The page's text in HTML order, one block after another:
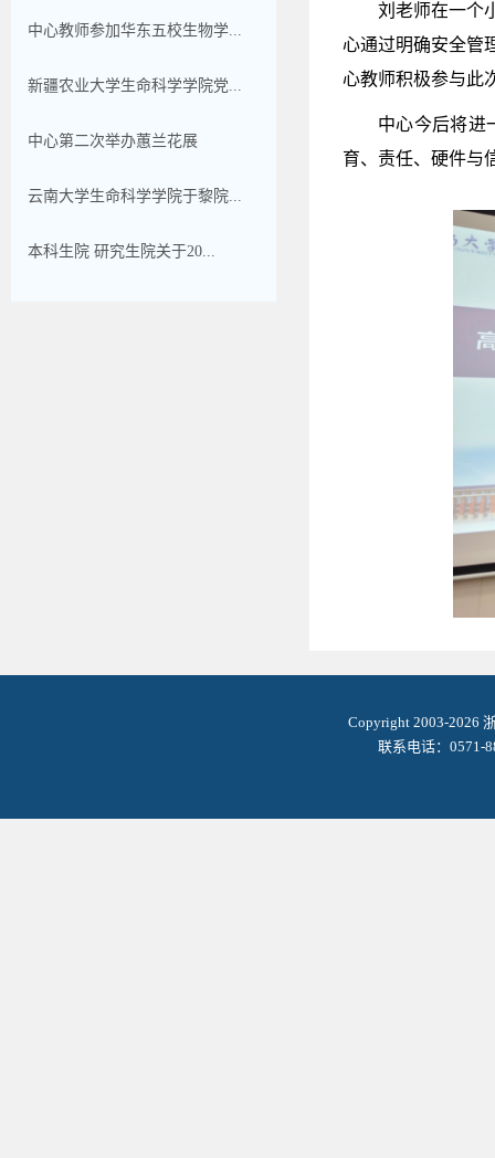
中心教师参加华东五校生物学...
新疆农业大学生命科学学院党...
中心第二次举办蕙兰花展
云南大学生命科学学院于黎院...
本科生院 研究生院关于20...
刘老师在一个
心通过明确安全管
心教师积极参与此
中心今后将进
育、责任、硬件与
Copyright 2003-2026
联系电话：